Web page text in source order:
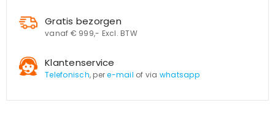
Gratis bezorgen
vanaf € 999,- Excl. BTW
Klantenservice
Telefonisch, pere-mail of via whatsapp